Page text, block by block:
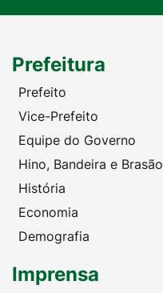
Prefeitura
Prefeito
Vice-Prefeito
Equipe do Governo
Hino, Bandeira e Brasão
História
Economia
Demografia
Imprensa